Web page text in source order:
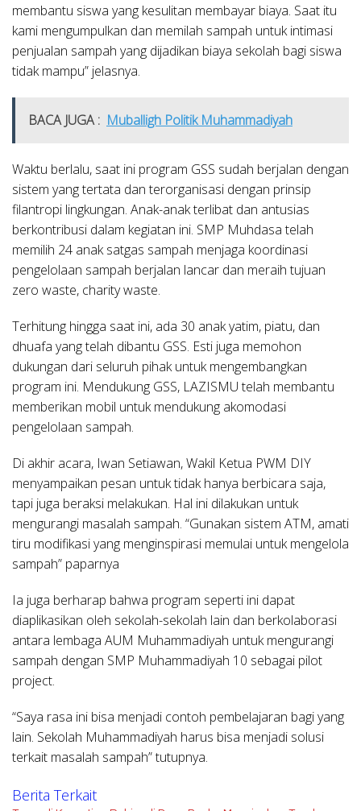
membantu siswa yang kesulitan membayar biaya. Saat itu
kami mengumpulkan dan memilah sampah untuk intimasi
penjualan sampah yang dijadikan biaya sekolah bagi siswa
tidak mampu” jelasnya.
BACA JUGA : Muballigh Politik Muhammadiyah
Waktu berlalu, saat ini program GSS sudah berjalan dengan
sistem yang tertata dan terorganisasi dengan prinsip
filantropi lingkungan. Anak-anak terlibat dan antusias
berkontribusi dalam kegiatan ini. SMP Muhdasa telah
memilih 24 anak satgas sampah menjaga koordinasi
pengelolaan sampah berjalan lancar dan meraih tujuan
zero waste, charity waste.
Terhitung hingga saat ini, ada 30 anak yatim, piatu, dan
dhuafa yang telah dibantu GSS. Esti juga memohon
dukungan dari seluruh pihak untuk mengembangkan
program ini. Mendukung GSS, LAZISMU telah membantu
memberikan mobil untuk mendukung akomodasi
pengelolaan sampah.
Di akhir acara, Iwan Setiawan, Wakil Ketua PWM DIY
menyampaikan pesan untuk tidak hanya berbicara saja,
tapi juga beraksi melakukan. Hal ini dilakukan untuk
mengurangi masalah sampah. “Gunakan sistem ATM, amati
tiru modifikasi yang menginspirasi memulai untuk mengelola
sampah” paparnya
Ia juga berharap bahwa program seperti ini dapat
diaplikasikan oleh sekolah-sekolah lain dan berkolaborasi
antara lembaga AUM Muhammadiyah untuk mengurangi
sampah dengan SMP Muhammadiyah 10 sebagai pilot
project.
“Saya rasa ini bisa menjadi contoh pembelajaran bagi yang
lain. Sekolah Muhammadiyah harus bisa menjadi solusi
terkait masalah sampah” tutupnya.
Berita Terkait